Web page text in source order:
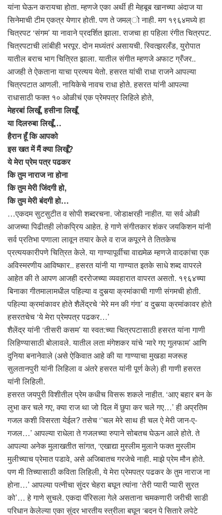
यांना घेऊन करायचा होता. म्हणजे एका अर्थी ही मेहबूब खानच्या अंदाज या
सिनेमाची टीम एकत्र येणार होती. पण ते जमल्ो नाही. मग १९६४मध्ये हा
चित्रपट ‘संगम’ या नावाने प्रदर्शित झाला. राजचा हा पहिला रंगीत चित्रपट.
चित्रपटाची लांबीही भरपूर. दोन मध्यंतरं असायची. स्वित्झरलँड, युरोपात
यातील बराच भाग चित्रित झाला. यातील संगीत म्हणजे अफाट ग्रँजर..
आजही ते ऐकताना याचा प्रत्यय येतो. हसरत यांची राधा राजने आपल्या
चित्रपटात आणली. नायिकेचे नावच राधा होते. हसरत यांनी आपल्या
राधासाठी फक्त १० ओळीचं एक प्रेमपत्र लिहिले होते,
मेहरबां लिखूँ, हसीना लिखूँ
या दिलरुबा लिखूँ…
हैरान हूँ कि आपको
इस खत में मैं क्या लिखूँ?
ये मेरा प्रेम पत्र पढकर
कि तुम नाराज ना होना
कि तुम मेरी जिंदगी हो,
कि तुम मेरी बंदगी हो…
…एकदम सुटसुटीत व सोपी शब्दरचना. जोडाक्षरही नाहीत. या सर्व ओळी
आजच्या पिढीतही लोकप्रिय आहेत. हे गाणे संगीतकार शंकर जयकिशन यांनी
सर्व प्रतिभा पणाला लावून तयार केले व राज कपूरने ते तितकेच
प्रत्ययकारीपणे चित्रित केले. या गाण्यापूर्वीचा वाद्यमेळ म्हणजे वादकांचा एक
अविस्मरणीय आविष्कार.. हसरत यांनी या गाण्यात इतके साधे शब्द वापरले
आहेत की ते आपण आजही दररोजच्या व्यवहारात वापरत असतो. १९६४च्या
बिनाका गीतमालामधील पहिल्या व दुसर्‍या क्रमांकाची गाणी संगमची होती.
पहिल्या क्रमांकावर होते शैलेंद्रचे ‘मेरे मन की गंगा’ व दुसर्‍या क्रमांकावर होते
हसरतचेच ‘ये मेरा प्रेमपत्र पढकर…’
शैलेंद्र यांनी ‘तीसरी कसम’ या स्वत:च्या चित्रपटासाठी हसरत यांना गाणी
लिहिण्यासाठी बोलावले. यातील लता मंगेशकर यांचे ‘मारे गए गुलफाम’ आणि
दुनिया बनानेवाले (असे ऐकिवात आहे की या गाण्याचा मुखडा मजरूह
सुलतानपुरी यांनी लिहिला व अंतरे हसरत यांनी पूर्ण केले) ही गाणी हसरत
यांनी लिहिली.
हसरत जयपुरी विशीतील प्रेम कधीच विसरू शकले नाहीत. ‘आए बहार बन के
लुभा कर चले गए, क्या राज था जो दिल में छुपा कर चले गए…’ ही अप्रतिम
गजल कशी विसरता येईल? तसेच ‘’चल मेरे साथ ही चल ऐ मेरी जान-ए-
गजल…’ आपल्या राधेला ते गजलच्या रुपाने सोबतच घेऊन आले होते. ते
आपल्या अनेक मुलाखतीत सांगत, ‘एखाद्या मुस्लीम मुलाने फक्त मुस्लीम
मुलीच्याच प्रेमात पडावे, असे अजिबातच गरजेचे नाही. माझे प्रेम मौन होते.
पण मी तिच्यासाठी कविता लिहिली, ये मेरा प्रेमपत्र पढकर के तुम नाराज ना
होना…’ आपल्या पत्नीचा सुंदर चेहरा बघून त्यांना ‘तेरी प्यारी प्यारी सुरत
को’… हे गाणे सुचले. एकदा पॅरिसला गेले असताना चमकणारी जरीची साडी
परिधान केलेल्या एका सुंदर भारतीय स्त्रीला बघून ‘बदन पे सितारे लपेटे